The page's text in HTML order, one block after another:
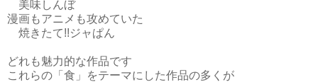
美味しんぼ
漫画もアニメも攻めていた
焼きたて!!ジャぱん
どれも魅力的な作品です
これらの「食」をテーマにした作品の多くが